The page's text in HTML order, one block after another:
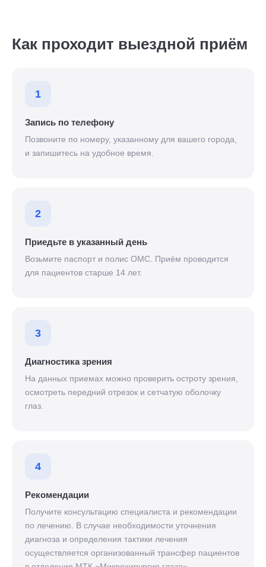
Как проходит выездной приём
1
Запись по телефону
Позвоните по номеру, указанному для вашего города,
и запишитесь на удобное время.
2
Приедьте в указанный день
Возьмите паспорт и полис ОМС. Приём проводится
для пациентов старше 14 лет.
3
Диагностика зрения
На данных приемах можно проверить остроту зрения,
осмотреть передний отрезок и сетчатую оболочку
глаз.
4
Рекомендации
Получите консультацию специалиста и рекомендации
по лечению. В случае необходимости уточнения
диагноза и определения тактики лечения
осуществляется организованный трансфер пациентов